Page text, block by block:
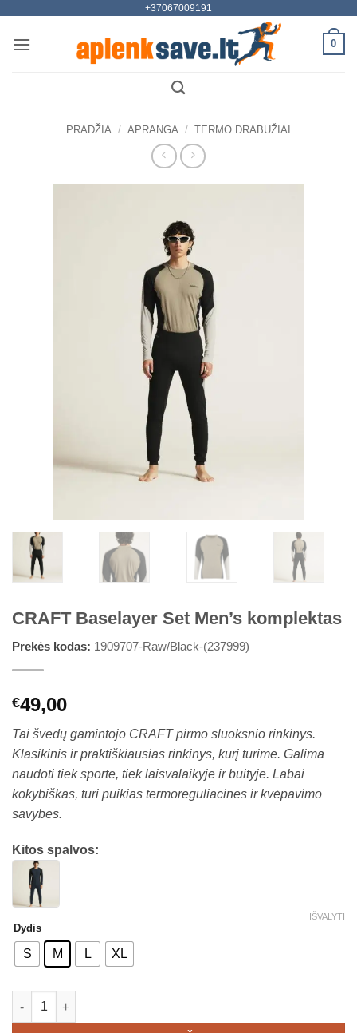
content
+37067009191
0
PRADŽIA / APRANGA / TERMO DRABUŽIAI
CRAFT Baselayer Set Men’s komplektas
Prekės kodas: 1909707-Raw/Black-(237999)
€49,00
Tai švedų gamintojo CRAFT pirmo sluoksnio rinkinys.
Klasikinis ir praktiškiausias rinkinys, kurį turime. Galima
naudoti tiek sporte, tiek laisvalaikyje ir buityje. Labai
kokybiškas, turi puikias termoreguliacines ir kvėpavimo
savybes.
Kitos spalvos:
Dydis
S M L XL
IŠVALYTI
produkto kiekis: CRAFT Baselayer Set Men's komplektas